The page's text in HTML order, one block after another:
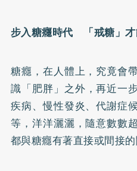
步入糖癮時代 「戒糖」
糖癮，在人體上，究竟會
識「肥胖」之外，再近一
疾病、慢性發炎、代謝症
等，洋洋灑灑，隨意數數
都與糖癮有著直接或間接的